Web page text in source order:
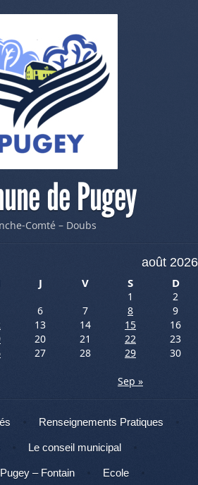
de Pugey
Comté – Doubs
août 2026
J V S D
1
2
6 7 8
9
13 14 15
16
20 21 22
23
27 28 29
30
Sep »
Renseignements Pratiques
Le conseil municipal
– Fontain Ecole